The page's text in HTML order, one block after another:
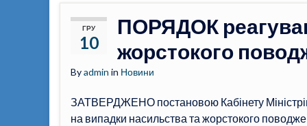
ГРУ
10
ПОРЯДОК
жорстокого
Byadmin in Новини
ЗАТВЕРДЖЕНО постановою Кабінету
на випадки насильства та жорстокого